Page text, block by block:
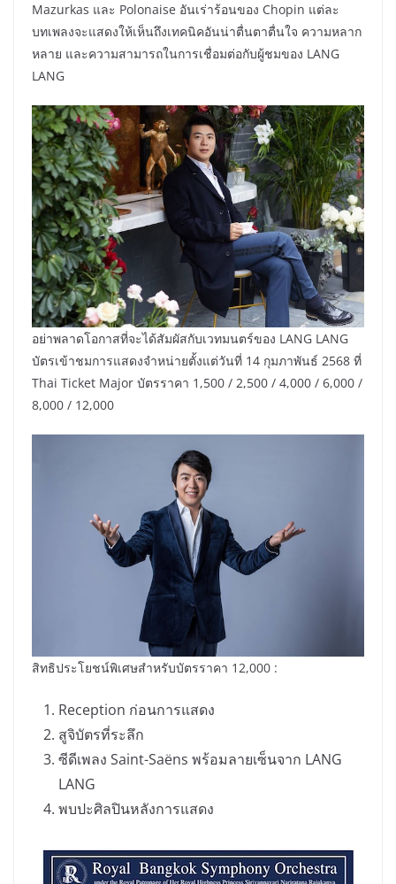
Mazurkas และ Polonaise อันเร่าร้อนของ Chopin แต่ละ
บทเพลงจะแสดงให้เห็นถึงเทคนิคอันน่าตื่นตาตื่นใจ ความหลาก
หลาย และความสามารถในการเชื่อมต่อกับผู้ชมของ LANG
LANG
อย่าพลาดโอกาสที่จะได้สัมผัสกับเวทมนตร์ของ LANG LANG
บัตรเข้าชมการแสดงจำหน่ายตั้งแต่วันที่ 14 กุมภาพันธ์ 2568 ที่
Thai Ticket Major บัตรราคา 1,500 / 2,500 / 4,000 / 6,000 /
8,000 / 12,000
สิทธิประโยชน์พิเศษสำหรับบัตรราคา 12,000 :
Reception ก่อนการแสดง
สูจิบัตรที่ระลึก
ซีดีเพลง Saint-Saëns พร้อมลายเซ็นจาก LANG
LANG
พบปะศิลปินหลังการแสดง